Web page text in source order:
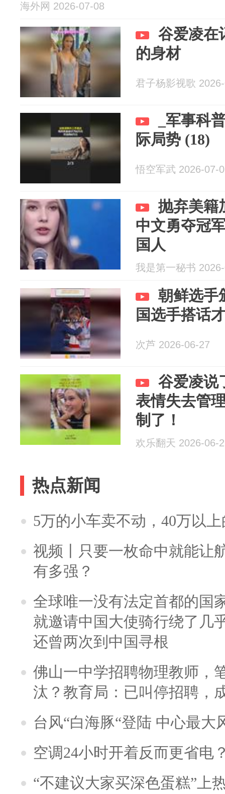
海外网 2026-07-08
谷爱凌在
的身材
君子杨影视歌
_军事科
际局势 (18)
悟空军武 2026-07-
抛弃美籍
中文勇夺冠
国人
我是第一秘书
朝鲜选手
国选手搭话
次芦 2026-06-27
谷爱凌说
表情失去管
制了！
欢乐翻天 2026-06-
热点新闻
5万的小车卖不动，40万以
视频丨只要一枚命中就能让
有多强？
全球唯一没有法定首都的国
就邀请中国大使骑行绕了几
还曾两次到中国寻根
佛山一中学招聘物理教师，
汰？教育局：已叫停招聘，
台风“白海豚“登陆 中心最大
空调24小时开着反而更省电
“不建议大家买深色蛋糕”上